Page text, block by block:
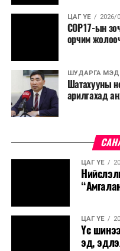
ЦАГ ҮЕ 2026/
COP17-ын
орчим
ШУДАРГА
Шатахууны
арилгахад
ЦАГ ҮЕ
ЦАГ ҮЕ
Үс
эд,